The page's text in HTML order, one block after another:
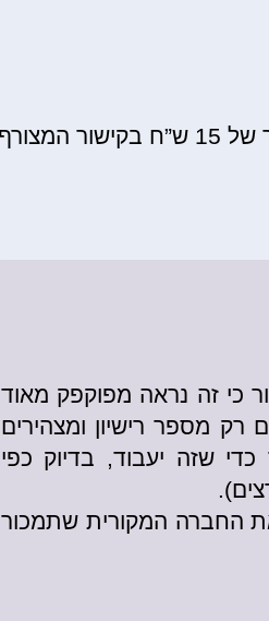
כי זה נראה מפוקפק מאוד
מספר רישיון ומצהירים
שזה יעבוד, בדיוק כפי
החברה המקורית שתמכור